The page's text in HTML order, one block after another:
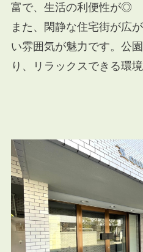
富で、生活の利便性が◎
また、閑静な住宅街が広
い雰囲気が魅力です。公
り、リラックスできる環